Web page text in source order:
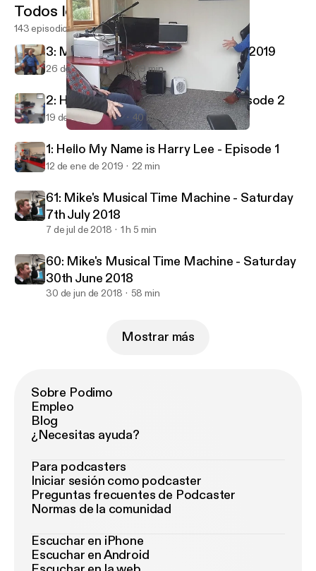
LIRRadio
Todos los episodios
143 episodios
3: My Name Is Harry Lee - 26th Jan 2019
26 de ene de 2019 29 min
2: Hello My Name is Harry Lee - Episode 2
19 de ene de 2019 40 min
1: Hello My Name is Harry Lee - Episode 1
12 de ene de 2019 22 min
61: Mike's Musical Time Machine - Saturday
7th July 2018
7 de jul de 2018 1 h 5 min
60: Mike's Musical Time Machine - Saturday
30th June 2018
30 de jun de 2018 58 min
Mostrar más
Sobre Podimo
Empleo
Blog
¿Necesitas ayuda?
Para podcasters
Iniciar sesión como podcaster
Preguntas frecuentes de Podcaster
Normas de la comunidad
Escuchar en iPhone
Escuchar en Android